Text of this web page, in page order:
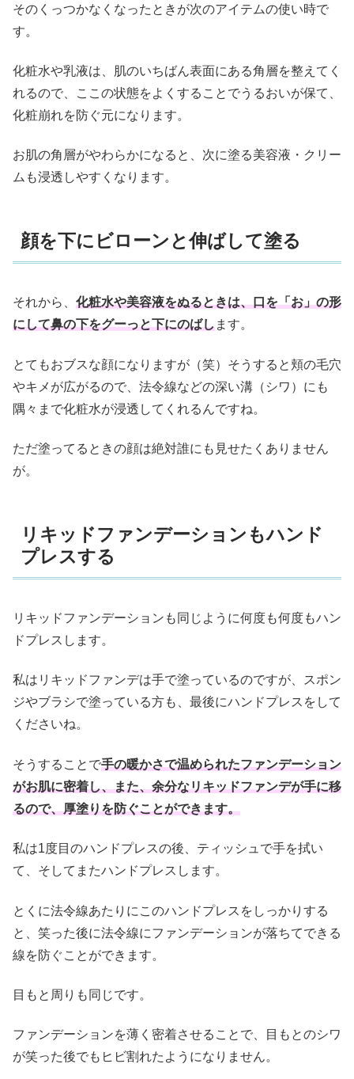
そのくっつかなくなったときが次のアイテムの使い時で
す。
化粧水や乳液は、肌のいちばん表面にある角層を整えてく
れるので、ここの状態をよくすることでうるおいが保て、
化粧崩れを防ぐ元になります。
お肌の角層がやわらかになると、次に塗る美容液・クリー
ムも浸透しやすくなります。
顔を下にビローンと伸ばして塗る
それから、 化粧水や美容液をぬるときは、口を「お」の形
にして鼻の下をグーっと下にのばします。
とてもおブスな顔になりますが（笑）そうすると頬の毛穴
やキメが広がるので、法令線などの深い溝（シワ）にも
隅々まで化粧水が浸透してくれるんですね。
ただ塗ってるときの顔は絶対誰にも見せたくありません
が。
リキッドファンデーションもハンド
プレスする
リキッドファンデーションも同じように何度も何度もハン
ドプレスします。
私はリキッドファンデは手で塗っているのですが、スポン
ジやブラシで塗っている方も、最後にハンドプレスをして
くださいね。
そうすることで手の暖かさで温められたファンデーション
がお肌に密着し、また、余分なリキッドファンデが手に移
るので、厚塗りを防ぐことができます。
私は1度目のハンドプレスの後、ティッシュで手を拭い
て、そしてまたハンドプレスします。
とくに法令線あたりにこのハンドプレスをしっかりする
と、笑った後に法令線にファンデーションが落ちてできる
線を防ぐことができます。
目もと周りも同じです。
ファンデーションを薄く密着させることで、目もとのシワ
が笑った後でもヒビ割れたようになりません。